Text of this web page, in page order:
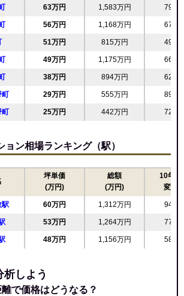
苫小牧市青葉町2丁目
（5分）
万円～830万円
マンションナビで
ツ表町3番館
苫小牧市表町5丁目
駅（3分）
万円～1,310万円
万円/㎡~18.7万円/㎡)
マンションナビで
料一括査定をする
63万円 1,583万円
56万円 1,168万円
51万円 815万円
49万円 1,175万円
38万円 894万円
町 29万円 555万円
町 25万円 442万円
ョン相場ランキング（駅）
坪単価
(万円)
総額
(万円)
10年前
変動
駅 60万円 1,312万円
53万円 1,264万円
48万円 1,156万円
しよう
で価格はどうなる？